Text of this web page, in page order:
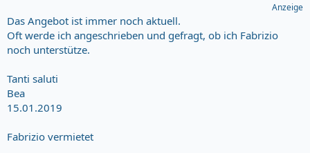
Anzeige
Das Angebot ist immer noch aktuell.
Oft werde ich angeschrieben und gefragt, ob ich Fabrizio
noch unterstütze.
Tanti saluti
Bea
15.01.2019
Fabrizio vermietet